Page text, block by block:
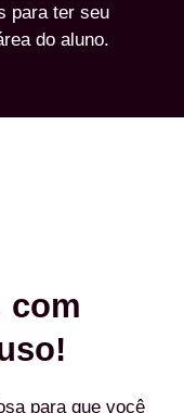
para ter seu
do aluno.
com
para que você